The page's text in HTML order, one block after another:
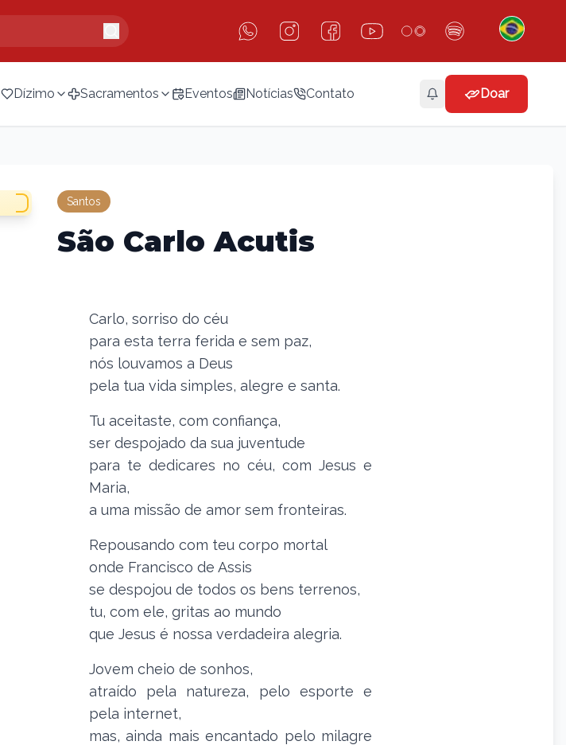
Dízimo Sacramentos Eventos Notícias Contato Doar
Santos
São Carlo Acutis
Carlo, sorriso do céu
para esta terra ferida e sem paz,
nós louvamos a Deus
pela tua vida simples, alegre e santa.
Tu aceitaste, com confiança,
ser despojado da sua juventude
para te dedicares no céu, com Jesus e
Maria,
a uma missão de amor sem fronteiras.
Repousando com teu corpo mortal
onde Francisco de Assis
se despojou de todos os bens terrenos,
tu, com ele, gritas ao mundo
que Jesus é nossa verdadeira alegria.
Jovem cheio de sonhos,
atraído pela natureza, pelo esporte e
pela internet,
mas, ainda mais encantado pelo milagre